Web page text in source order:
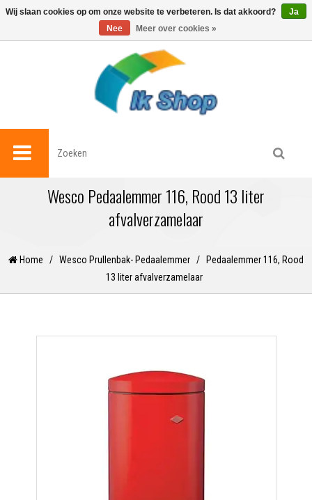
0
Wesco Pedaalemmer 116, Rood 13 liter
afvalverzamelaar
Home / Wesco Prullenbak- Pedaalemmer /
Pedaalemmer 116, Rood
13 liter afvalverzamelaar
Wij slaan cookies op om onze website te verbeteren. Is dat akkoord?
Ja
Nee
Meer over cookies »